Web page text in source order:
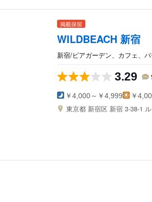
掲載保留
WILDBEACH 新宿
新宿/ビアガーデン、カフェ、
3.29
￥4,000～￥4,999 ￥
東京都 新宿区 新宿 3-38-1